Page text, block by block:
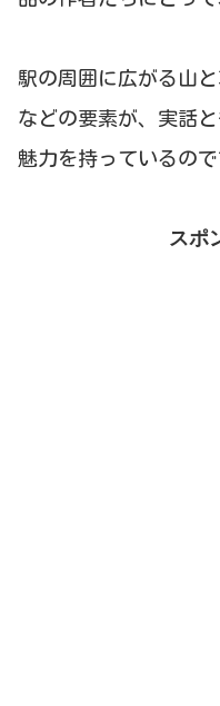
駅の周囲に広がる山
などの要素が、実話
魅力を持っているので
スポ